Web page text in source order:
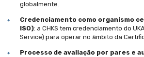
globalmente.
Credenciamento como organismo
ISO): a CHKS tem credenciamento do
Service) para operar no âmbito da
Processo de avaliação por pares e